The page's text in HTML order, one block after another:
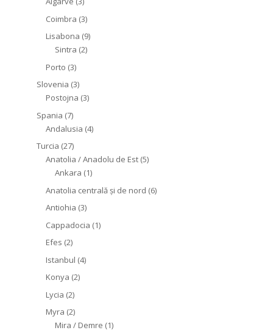
Coimbra (3)
Lisabona (9)
Sintra (2)
Porto (3)
Slovenia (3)
Postojna (3)
Spania (7)
Andalusia (4)
Turcia (27)
Anatolia / Anadolu de Est(5)
Ankara (1)
Anatolia centrală și de nord (6)
Antiohia (3)
Cappadocia (1)
Efes (2)
Istanbul (4)
Konya (2)
Lycia (2)
Myra (2)
Mira / Demre (1)